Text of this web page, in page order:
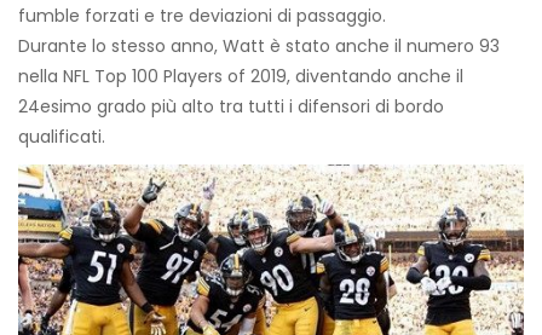
fumble forzati e tre deviazioni di passaggio.
Durante lo stesso anno, Watt è stato anche il numero 93
nella NFL Top 100 Players of 2019, diventando anche il
24esimo grado più alto tra tutti i difensori di bordo
qualificati.